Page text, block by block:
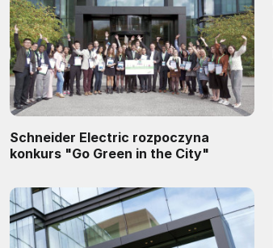
Schneider Electric rozpoczyna
konkurs "Go Green in the City"